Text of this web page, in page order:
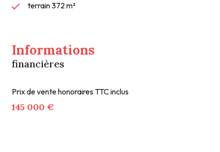
terrain 372 m²
Informations
financières
Prix de vente honoraires TTC inclus
145 000 €